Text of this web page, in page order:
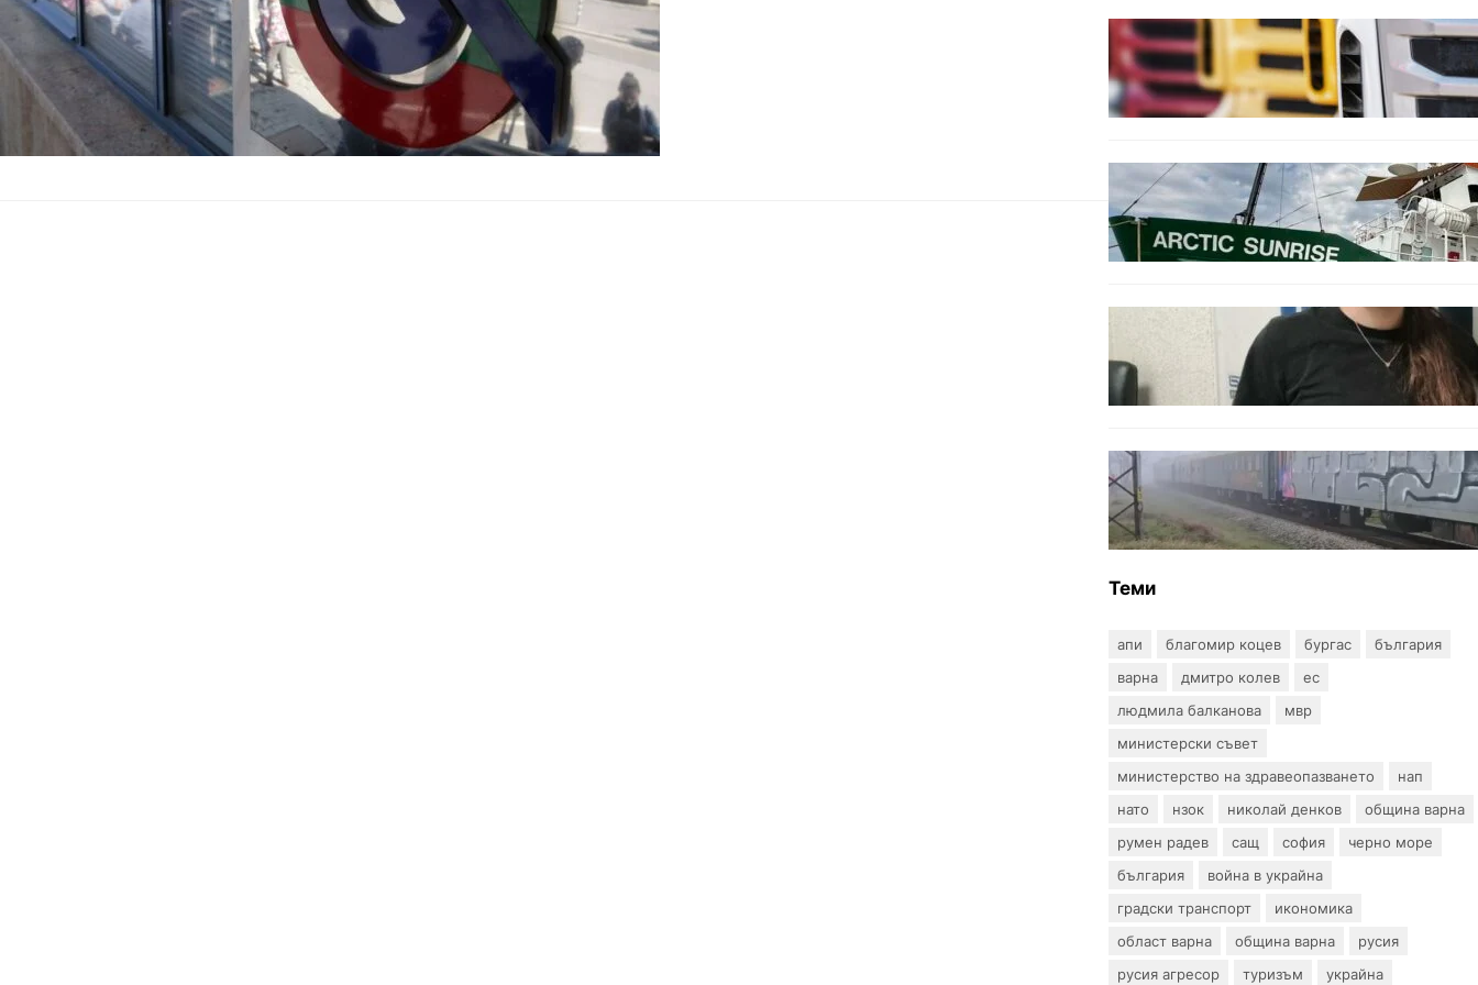
БЪЛГАРИЯ
Нови ограничения за
камионите над 12 тона по
ключови пътища през август
БЪЛГАРИЯ
Корабът на „Грийнпийс“
пристигна във Варна с
кампания за опазване на
Черно море
ОБЩЕСТВО
Варненска ученичка създаде
интерактивна карта за сигнали
за проблеми с боклука
ОБЩЕСТВО
Бързият влак София – Варна
блъсна и уби жена край гара
Бутово
Теми
апи благомир коцев бургас
българия
варна
дмитро колев
ес
людмила балканова
мвр
министерски съвет
министерство на здравеопазването
нап
нато
нзок николай денков
община варна
румен радев
сащ софия
черно море
българия
война в украйна
градски транспорт
икономика
област варна
община варна
русия
русия агресор
туризъм украйна